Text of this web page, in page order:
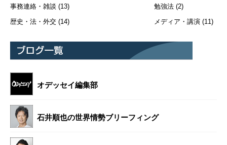
事務連絡・雑談 (13)
歴史・法・外交 (14)
勉強法 (2)
メディア・講演 (11)
オデッセイ編集部
石井順也の世界情勢ブリーフィング